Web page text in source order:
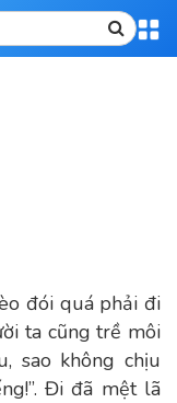
đói quá phải đi
ta cũng trề môi
sao không chịu
Đi đã mệt lã